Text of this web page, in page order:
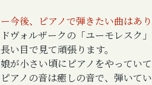
ー今後、ピアノで弾きたい曲はあり
ドヴォルザークの「ユーモレスク
長い目で見て頑張ります。
娘が小さい頃にピアノをやってい
ピアノの音は癒しの音で、弾いて